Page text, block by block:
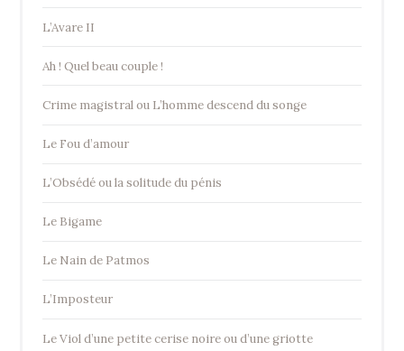
L’Avare II
Ah ! Quel beau couple !
Crime magistral ou L’homme descend du songe
Le Fou d’amour
L’Obsédé ou la solitude du pénis
Le Bigame
Le Nain de Patmos
L’Imposteur
Le Viol d’une petite cerise noire ou d’une griotte